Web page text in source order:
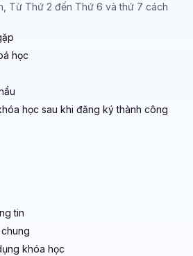
Từ Thứ 2 đến Thứ 6 và thứ 7 cách
học
học sau khi đăng ký thành công
tin
khóa học